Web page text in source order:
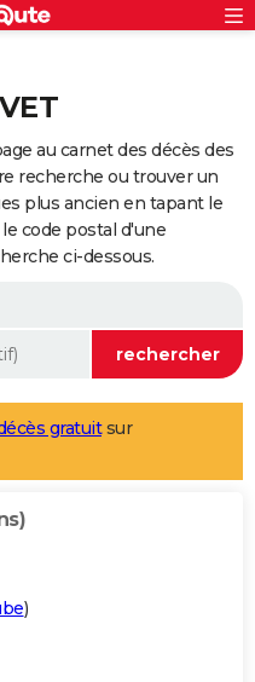
au carnet des décès des
recherche ou trouver un
plus ancien en tapant le
code postal d'une
ci-dessous.
gratuitsur
)